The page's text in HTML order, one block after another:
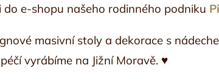
do e-shopu našeho rodinného podniku
masivní stoly a dekorace s
péčí vyrábíme na Jižní Moravě. ♥